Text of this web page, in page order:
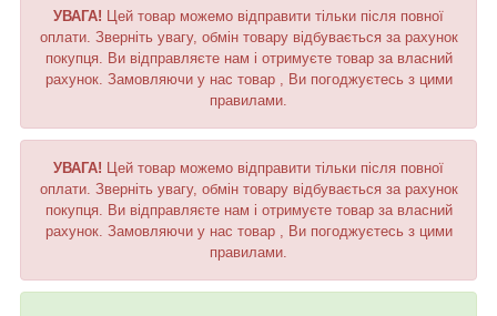
УВАГА!
Цей товар можемо відправити тільки після повної
оплати. Зверніть увагу, обмін товару відбувається за рахунок
покупця. Ви відправляєте нам і отримуєте товар за власний
рахунок. Замовляючи у нас товар , Ви погоджуєтесь з цими
правилами.
УВАГА!
Цей товар можемо відправити тільки після повної
оплати. Зверніть увагу, обмін товару відбувається за рахунок
покупця. Ви відправляєте нам і отримуєте товар за власний
рахунок. Замовляючи у нас товар , Ви погоджуєтесь з цими
правилами.